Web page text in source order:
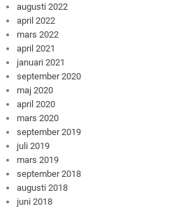
augusti 2022
april 2022
mars 2022
april 2021
januari 2021
september 2020
maj 2020
april 2020
mars 2020
september 2019
juli 2019
mars 2019
september 2018
augusti 2018
juni 2018